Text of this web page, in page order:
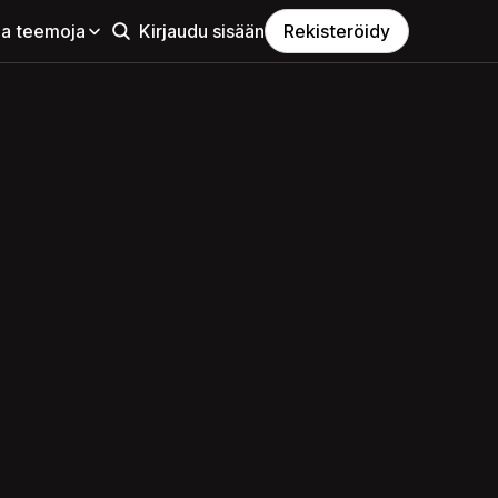
teemoja Kirjaudu sisään Rekisteröidy